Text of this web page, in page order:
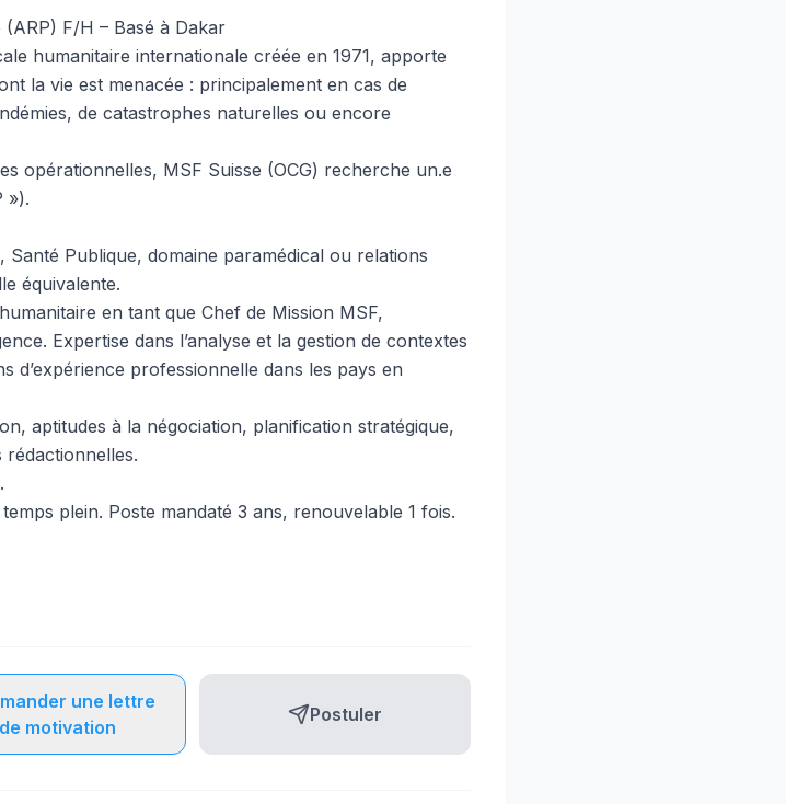
F/H – Basé à Dakar
humanitaire internationale créée en 1971, apporte
la vie est menacée : principalement en cas de
de catastrophes naturelles ou encore
opérationnelles, MSF Suisse (OCG) recherche un.e
»).
Santé Publique, domaine paramédical ou relations
équivalente.
en tant que Chef de Mission MSF,
Expertise dans l’analyse et la gestion de contextes
d’expérience professionnelle dans les pays en
aptitudes à la négociation, planification stratégique,
rédactionnelles.
plein. Poste mandaté 3 ans, renouvelable 1 fois.
une lettre
de motivation
Postuler